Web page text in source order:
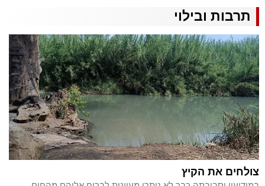
תרבות ובילוי
צולחים את הקיץ